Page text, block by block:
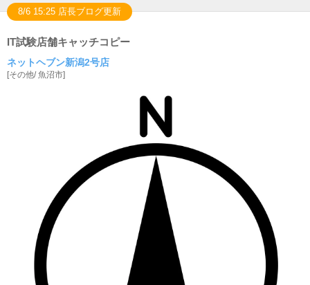
8/6 15:25 店長ブログ更新
IT試験店舗キャッチコピー
ネットヘブン新潟2号店
[その他/魚沼市]